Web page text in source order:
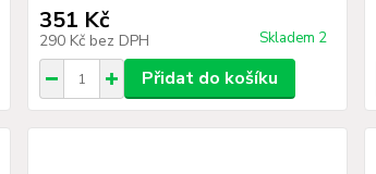
351 Kč
290 Kč bez DPH Skladem 2
Přidat do košíku